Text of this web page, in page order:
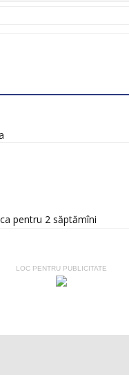
LOC PENTRU PUBLICITATE